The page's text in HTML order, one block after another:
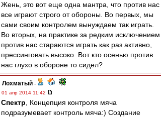
Жень, это вот еще одна мантра, что против нас
все играют строго от обороны. Во первых, мы
сами своим контролем вынуждаем так играть.
Во вторых, на практике за редким исключением
против нас стараются играть как раз активно,
прессинговать высоко. Вот кто осенью против
нас глухо в обороне то сидел?
Лохматый -
01 апр 2014 11:42
Спектр , Концепция контроля мяча
подразумевает контроль мяча:) Создание